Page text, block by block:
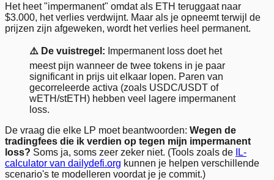
Het heet "impermanent" omdat als ETH teruggaat naar
$3.000, het verlies verdwijnt. Maar als je opneemt terwijl de
prijzen zijn afgeweken, wordt het verlies heel permanent.
⚠️ De vuistregel: Impermanent loss doet het
meest pijn wanneer de twee tokens in je paar
significant in prijs uit elkaar lopen. Paren van
gecorreleerde activa (zoals USDC/USDT of
wETH/stETH) hebben veel lagere impermanent
loss.
De vraag die elke LP moet beantwoorden: Wegen de
tradingfees die ik verdien op tegen mijn impermanent
loss? Soms ja, soms zeer zeker niet. (Tools zoals de
IL-
calculator van dailydefi.org kunnen je helpen verschillende
scenario's te modelleren voordat je je commit.)